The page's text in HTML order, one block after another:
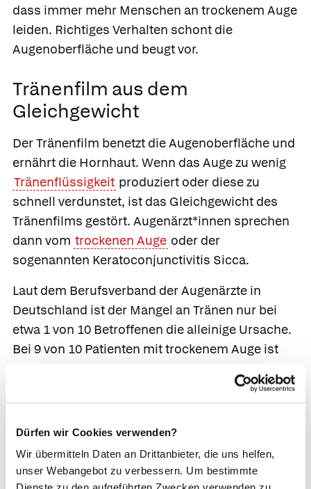
Dürfen wir Cookies verwenden?
Wir übermitteln Daten an Drittanbieter, die uns helfen,
unser Webangebot zu verbessern. Um bestimmte
dass immer mehr Menschen an trockenem Auge
leiden. Richtiges Verhalten schont die
Augenoberfläche und beugt vor.
Tränenfilm aus dem
Gleichgewicht
Der Tränenfilm benetzt die Augenoberfläche und
ernährt die Hornhaut. Wenn das Auge zu wenig
Tränenflüssigkeit produziert oder diese zu
schnell verdunstet, ist das Gleichgewicht des
Tränenfilms gestört. Augenärzt*innen sprechen
dann vom trockenen Auge oder der
sogenannten Keratoconjunctivitis Sicca.
Laut dem Berufsverband der Augenärzte in
Deutschland ist der Mangel an Tränen nur bei
etwa 1 von 10 Betroffenen die alleinige Ursache.
Bei 9 von 10 Patienten mit trockenem Auge ist
Tränen oder es liegt eine Mischform aus beiden
Störungen vor.
Patient*innen mit trockenem Auge leiden unter
geröteten, brennenden Augen,
Lichtempfindlichkeit und haben das Gefühl,